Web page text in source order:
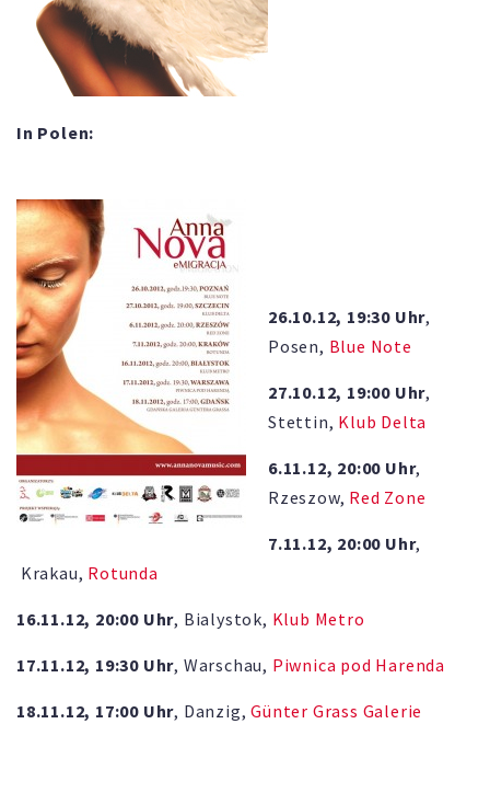
In Polen:
26.10.12, 19:30 Uhr,
Posen, Blue Note
27.10.12, 19:00 Uhr,
Stettin, Klub Delta
6.11.12, 20:00 Uhr,
Rzeszow, Red Zone
7.11.12, 20:00 Uhr,
Krakau, Rotunda
16.11.12, 20:00 Uhr, Bialystok, Klub Metro
17.11.12, 19:30 Uhr, Warschau, Piwnica pod Harenda
18.11.12, 17:00 Uhr, Danzig,Günter Grass Galerie